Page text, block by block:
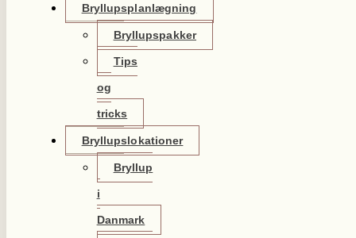
Bryllupsplanlægning
Bryllupspakker
Tips
og
tricks
Bryllupslokationer
Bryllup
i
Danmark